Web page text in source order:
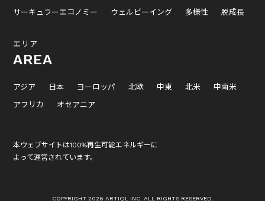
サーキュラーエコノミー
ウェルビーイング 多様性 脱成長
エリア
AREA
アジア 日本 ヨーロッパ 北欧 中東 北米
中南米
アフリカ
オセアニア
本ウェブサイトは100%再生可能エネルギーに
よって運営されています。
COPYRIGHT 2026 ARTIQL INC. ALL RIGHTS RESERVED.